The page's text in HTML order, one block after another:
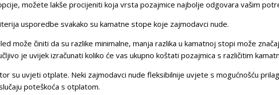
možete lakše procijeniti koja vrsta pozajmice najbolje odgovara vašim
usporedbe svakako su kamatne stope koje zajmodavci nude.
može činiti da su razlike minimalne, manja razlika u kamatnoj stopi može
je uvijek izračunati koliko će vas ukupno koštati pozajmica s različitim
su uvjeti otplate. Neki zajmodavci nude fleksibilnije uvjete s mogućnošću
poteškoća s otplatom.